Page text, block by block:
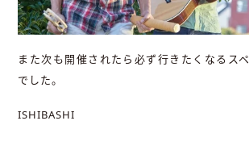
また次も開催されたら必ず行きたくなるス
でした。
ISHIBASHI